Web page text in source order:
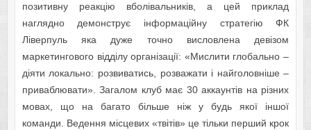
позитивну реакцію вболівальників, а цей приклад
наглядно демонструє інформаційну стратегію ФК
Ліверпуль яка дуже точно висловлена девізом
маркетингового відділу організації: «Мислити глобально –
діяти локально: розвиватись, розважати і найголовніше –
приваблювати». Загалом клуб має 30 аккаунтів на різних
мовах, що на багато більше ніж у будь якої іншої
команди. Ведення місцевих «твітів» це тільки перший крок